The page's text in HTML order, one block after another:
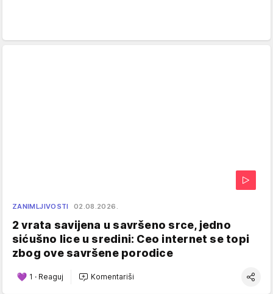
ZANIMLJIVOSTI 02.08.2026.
2 vrata savijena u savršeno srce, jedno
sićušno lice u sredini: Ceo internet se topi
zbog ove savršene porodice
1 · Reaguj Komentariši